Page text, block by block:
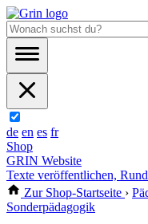
de en es fr
Shop
GRIN Website
Texte veröffentlichen,
Zur Shop-Startseite ›
Sonderpädagogik